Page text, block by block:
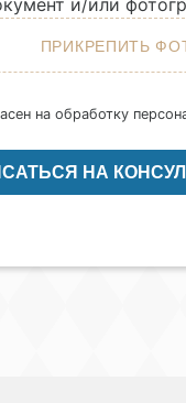
и/или
на обработку